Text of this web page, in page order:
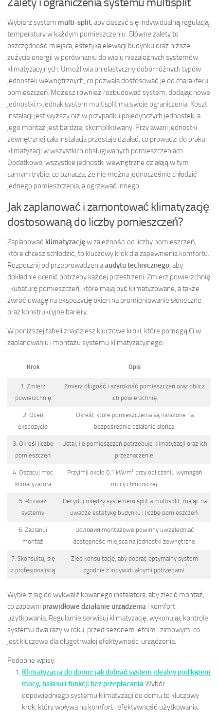
Wybierz system multi-split, aby cieszyć się indywidualną regulacją
temperatury w każdym pomieszczeniu. Główne zalety to
oszczędność miejsca, estetyka elewacji budynku oraz niższe
zużycie energii w porównaniu do wielu niezależnych systemów
klimatyzacyjnych. Umożliwia on elastyczny dobór różnych typów
jednostek wewnętrznych, co pozwala dostosować je do charakteru
pomieszczeń. Możesz również rozbudować system, dodając nowe
jednostki.r>Jednak system multisplit ma swoje ograniczenia. Koszt
instalacji jest wyższy niż w przypadku pojedynczych jednostek, a
jego montaż jest bardziej skomplikowany. Przy awarii jednostki
zewnętrznej cała instalacja przestaje działać, co prowadzi do braku
klimatyzacji w wszystkich obsługiwanych pomieszczeniach.
Dodatkowo, wszystkie jednostki wewnętrzne działają w tym
samym trybie, co oznacza, że nie można jednocześnie chłodzić
jednego pomieszczenia, a ogrzewać innego.
Jak zaplanować i zamontować klimatyzację
dostosowaną do liczby pomieszczeń?
Zaplanować klimatyzacjęw zależności od liczby pomieszczeń,
które chcesz schłodzić, to kluczowy krok dla zapewnienia komfortu.
Rozpocznij od przeprowadzeniaaudytu technicznego, aby
dokładnie ocenić potrzeby każdej przestrzeni. Zmierz powierzchnię
i kubaturę pomieszczeń, które mają być klimatyzowane, a także
zwróć uwagę na ekspozycję okien na promieniowanie słoneczne
oraz konstrukcyjne bariery.
W poniższej tabeli znajdziesz kluczowe kroki, które pomogą Ci w
zaplanowaniu i montażu systemu klimatyzacyjnego:
Krok Opis
1. Zmierz
powierzchnię
Zmierz długość i szerokość pomieszczeń oraz oblicz
ich powierzchnię.
2. Oceń
ekspozycję
Określ, które pomieszczenia są narażone na
bezpośrednie działanie słońca.
3. Określ liczbę
pomieszczeń
Ustal, ile pomieszczeń potrzebuje klimatyzacji oraz ich
przeznaczenie.
4. Oszacuj moc
klimatyzatora
Przyjmij około 0,1 kW/m² przy obliczaniu wymagań
mocy chłodniczej.
5. Rozważ
systemy
Decyduj między systemem split a multisplit, mając na
uwadze estetykę budynku i liczbę pomieszczeń.
6. Zaplanuj
montaż
Uсловия montażowe powinny uwzględniać
dostępność miejsca na jednostki zewnętrzne.
7. Skonsultuj się
z profesjonalistą
Zleć konsultację, aby dobrać optymalny system
zgodnie z indywidualnymi potrzebami.
Wybierz się do wykwalifikowanego instalatora, aby zlecić montaż,
co zapewni prawidłowe działanie urządzenia i komfort
użytkowania. Regularnie serwisuj klimatyzację, wykonując kontrole
systemu dwa razy w roku, przed sezonem letnim i zimowym, co
jest kluczowe dla długotrwałej efektywności urządzenia.
Podobne wpisy:
Klimatyzacja do domu: jak dobrać system idealny pod kątem
mocy, hałasu i funkcji bez przepłacaniaWybór
odpowiedniego systemu klimatyzacji do domu to kluczowy
krok, który wpływa na komfort i efektywność użytkowania.